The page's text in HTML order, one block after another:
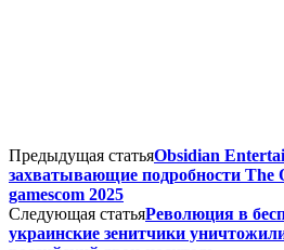
Предыдущая статьяObsidian
захватывающие подробности The
gamescom 2025
Следующая статьяРеволюция в
украинские зенитчики